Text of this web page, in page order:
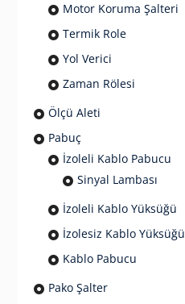
Motor Koruma Şalteri
Termik Role
Yol Verici
Zaman Rölesi
Ölçü Aleti
Pabuç
İzoleli Kablo Pabucu
Sinyal Lambası
İzoleli Kablo Yüksüğü
İzolesiz Kablo Yüksüğü
Kablo Pabucu
Pako Şalter